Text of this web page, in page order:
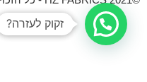
זקוק לעזרה?